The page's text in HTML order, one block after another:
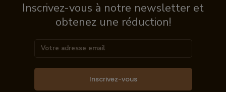
Inscrivez-vous à notre newsletter et
obtenez une réduction!
Inscrivez-vous